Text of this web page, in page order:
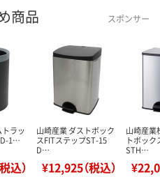
商品 スポンサー
ラッ
1…
込）
山崎産業 ダストボック
スFITステップST-15
D…
¥12,925（税込）
山崎産業
トボック
STH…